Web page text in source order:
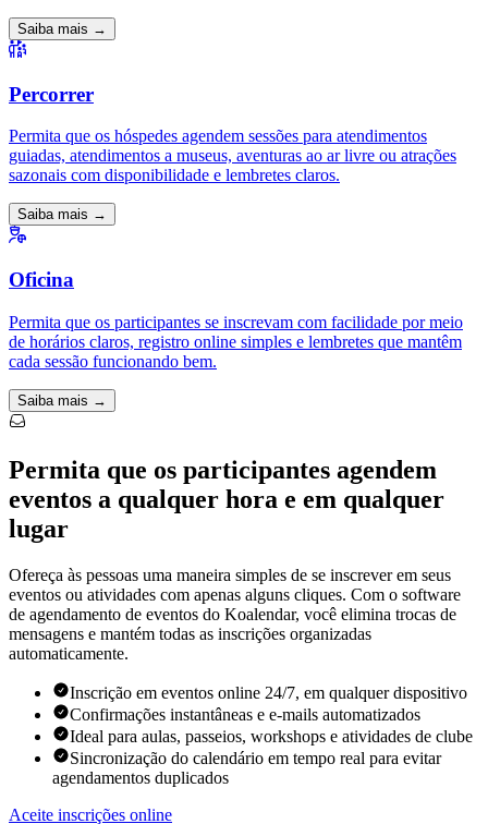
Saiba mais →
Percorrer
Permita que os hóspedes agendem sessões para atendimentos
guiadas, atendimentos a museus, aventuras ao ar livre ou atrações
sazonais com disponibilidade e lembretes claros.
Saiba mais →
Oficina
Permita que os participantes se inscrevam com facilidade por meio
de horários claros, registro online simples e lembretes que mantêm
cada sessão funcionando bem.
Saiba mais →
Permita que os participantes agendem
eventos a qualquer hora e em qualquer
lugar
Ofereça às pessoas uma maneira simples de se inscrever em seus
eventos ou atividades com apenas alguns cliques. Com o software
de agendamento de eventos do Koalendar, você elimina trocas de
mensagens e mantém todas as inscrições organizadas
automaticamente.
Inscrição em eventos online 24/7, em qualquer dispositivo
Confirmações instantâneas e e-mails automatizados
Ideal para aulas, passeios, workshops e atividades de clube
Sincronização do calendário em tempo real para evitar
agendamentos duplicados
Aceite inscrições online